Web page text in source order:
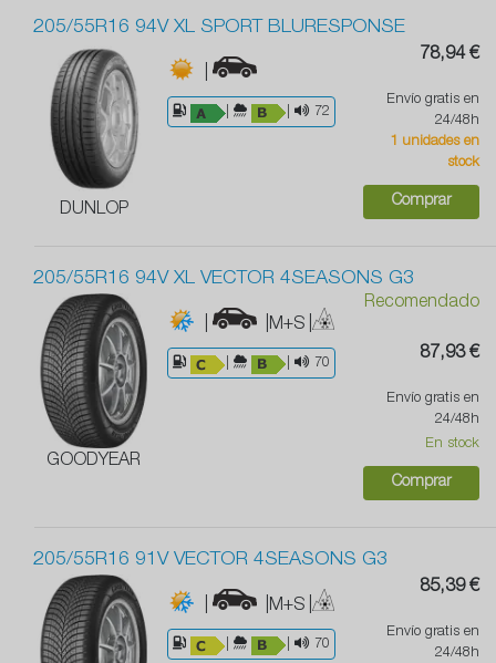
205/55R16 94V XL SPORT BLURESPONSE
DUNLOP
|
72
78,94 €
Envío gratis en
24/48h
1 unidades en
stock
Comprar
205/55R16 94V XL VECTOR 4SEASONS G3
GOODYEAR
| |M+S |
70
Recomendado
87,93 €
Envío gratis en
24/48h
En stock
Comprar
205/55R16 91V VECTOR 4SEASONS G3
| |M+S |
70
85,39 €
Envío gratis en
24/48h